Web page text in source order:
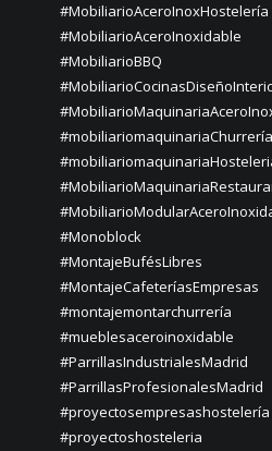
#MobiliarioAceroInoxHostelería
#MobiliarioAceroInoxidable
#MobiliarioBBQ
#Monoblock
#MontajeBufésLibres
#MontajeCafeteríasEmpresas
#montajemontarchurrería
#mueblesaceroinoxidable
#ParrillasIndustrialesMadrid
#ParrillasProfesionalesMadrid
#proyectosempresashostelería
#proyectoshosteleria